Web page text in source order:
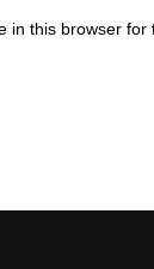
in this browser for